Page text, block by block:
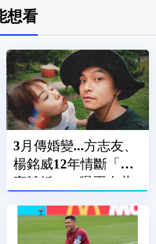
想看
3月傳婚變...方志友、
楊銘威12年情斷「證
實離婚」！曝兩人共